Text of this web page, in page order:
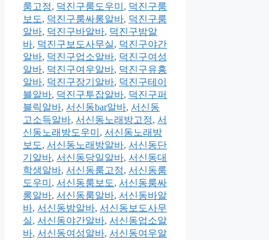
룸고정, 덕진구룸도우미 , 덕진구룸
보도, 덕진구룸싸롱알바, 덕진구룸
알바, 덕진구바알바, 덕진구밤알
바, 덕진구보도사무실, 덕진구야간
알바, 덕진구업소알바, 덕진구여성
알바, 덕진구여우알바, 덕진구유흥
알바, 덕진구장기알바, 덕진구테이
블알바, 덕진구투잡알바, 덕진구퍼
블릭알바, 서신동bar알바, 서신동
고소득알바, 서신동노래방고정, 서
신동노래방도우미 , 서신동노래방
보도, 서신동노래방알바, 서신동단
기알바, 서신동당일알바, 서신동대
학생알바, 서신동룸고정, 서신동룸
도우미 , 서신동룸보도, 서신동룸싸
롱알바, 서신동룸알바, 서신동바알
바, 서신동밤알바, 서신동보도사무
실, 서신동야간알바, 서신동업소알
바, 서신동여성알바, 서신동여우알